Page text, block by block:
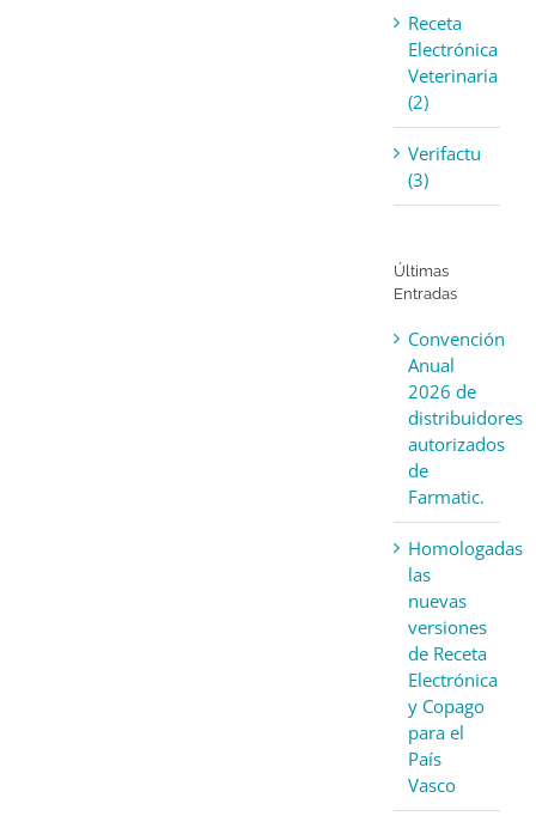
Receta
Electrónica
Veterinaria
(2)
Verifactu
(3)
Últimas
Entradas
Convención
Anual
2026 de
distribuidores
autorizados
de
Farmatic.
Homologadas
las
nuevas
versiones
de Receta
Electrónica
y Copago
para el
País
Vasco